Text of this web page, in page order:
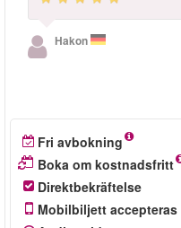
Hakon
Fri avbokning
Boka om kostnadsfritt
Direktbekräftelse
Mobilbiljett accepteras